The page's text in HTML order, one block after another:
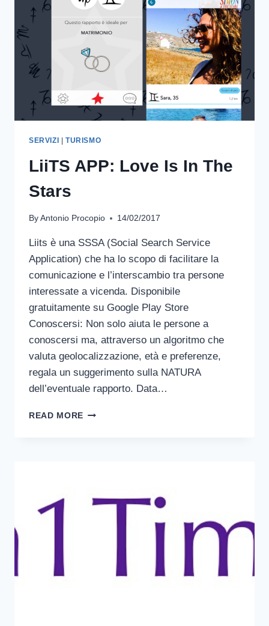
SERVIZI | TURISMO
LiiTS APP: Love Is In The
Stars
By Antonio Procopio 14/02/2017
Liits è una SSSA (Social Search Service
Application) che ha lo scopo di facilitare la
comunicazione e l’interscambio tra persone
interessate a vicenda. Disponibile
gratuitamente su Google Play Store
Conoscersi: Non solo aiuta le persone a
conoscersi ma, attraverso un algoritmo che
valuta geolocalizzazione, età e preferenze,
regala un suggerimento sulla NATURA
dell’eventuale rapporto. Data…
READ MORE LIITS